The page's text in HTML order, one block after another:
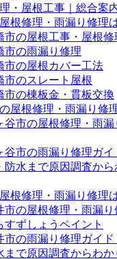
・屋根工事｜総合案
根修理・雨漏り修理
市の屋根工事・屋根
市の雨漏り修理
市の屋根カバー工法
市のスレート屋根
市の棟板金・貫板交換
屋根修理・雨漏り修
谷市の屋根修理・雨
谷市の雨漏り修理ガ
防水まで原因調査か
根修理・雨漏り修理
市の屋根修理・雨漏
すずしょうペイント
市の雨漏り修理ガイド
まで原因調査からわ